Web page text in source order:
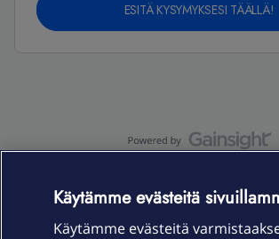
ESITÄ KYSYMYKSESI TÄÄLLÄ!
Käytämme evästeitä
Käytämme evästeitä